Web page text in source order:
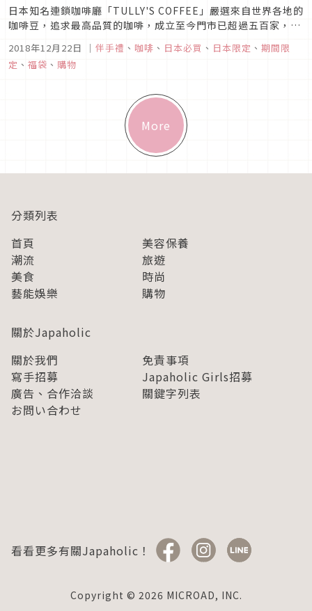
日本知名連鎖咖啡廳「TULLY'S COFFEE」嚴選來自世界各地的
咖啡豆，追求最高品質的咖啡，成立至今門市已超過五百家，遍
位提供給消費者做選擇，內含嚴選咖啡粉、豬年泰迪熊以及精緻
托特包，一起來看看2019年福袋的介紹吧！
2018年12月22日 ｜ 伴手禮 、 咖啡 、 日本必買 、 日本限定 、 期間限
定 、 福袋 、 購物
More
分類列表
首頁
美容保養
潮流
旅遊
美食
時尚
藝能娛樂
購物
關於Japaholic
關於我們
免責事項
寫手招募
Japaholic Girls招募
廣告、合作洽談
關鍵字列表
お問い合わせ
看看更多有關Japaholic！
Copyright © 2026 MICROAD, INC.